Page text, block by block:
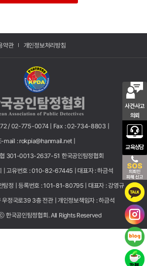
사건·사고
의뢰
교육상담
약관 개인정보처리방침
/ 02-775-0074 |
Fax : 02-734-8803 |
mail : rokpia@hanmail.net |
협 301-0013-2637-51 한국공인탐정협회
고유번호 : 010-82-67445 |
대표자 : 하금석
정 |
등록번호 : 101-81-80795 |
대표자 : 강영규
우정국로39 3층 전관 |
개인정보책임자 : 하금석
한국공인탐정협회. All Rights Reserved